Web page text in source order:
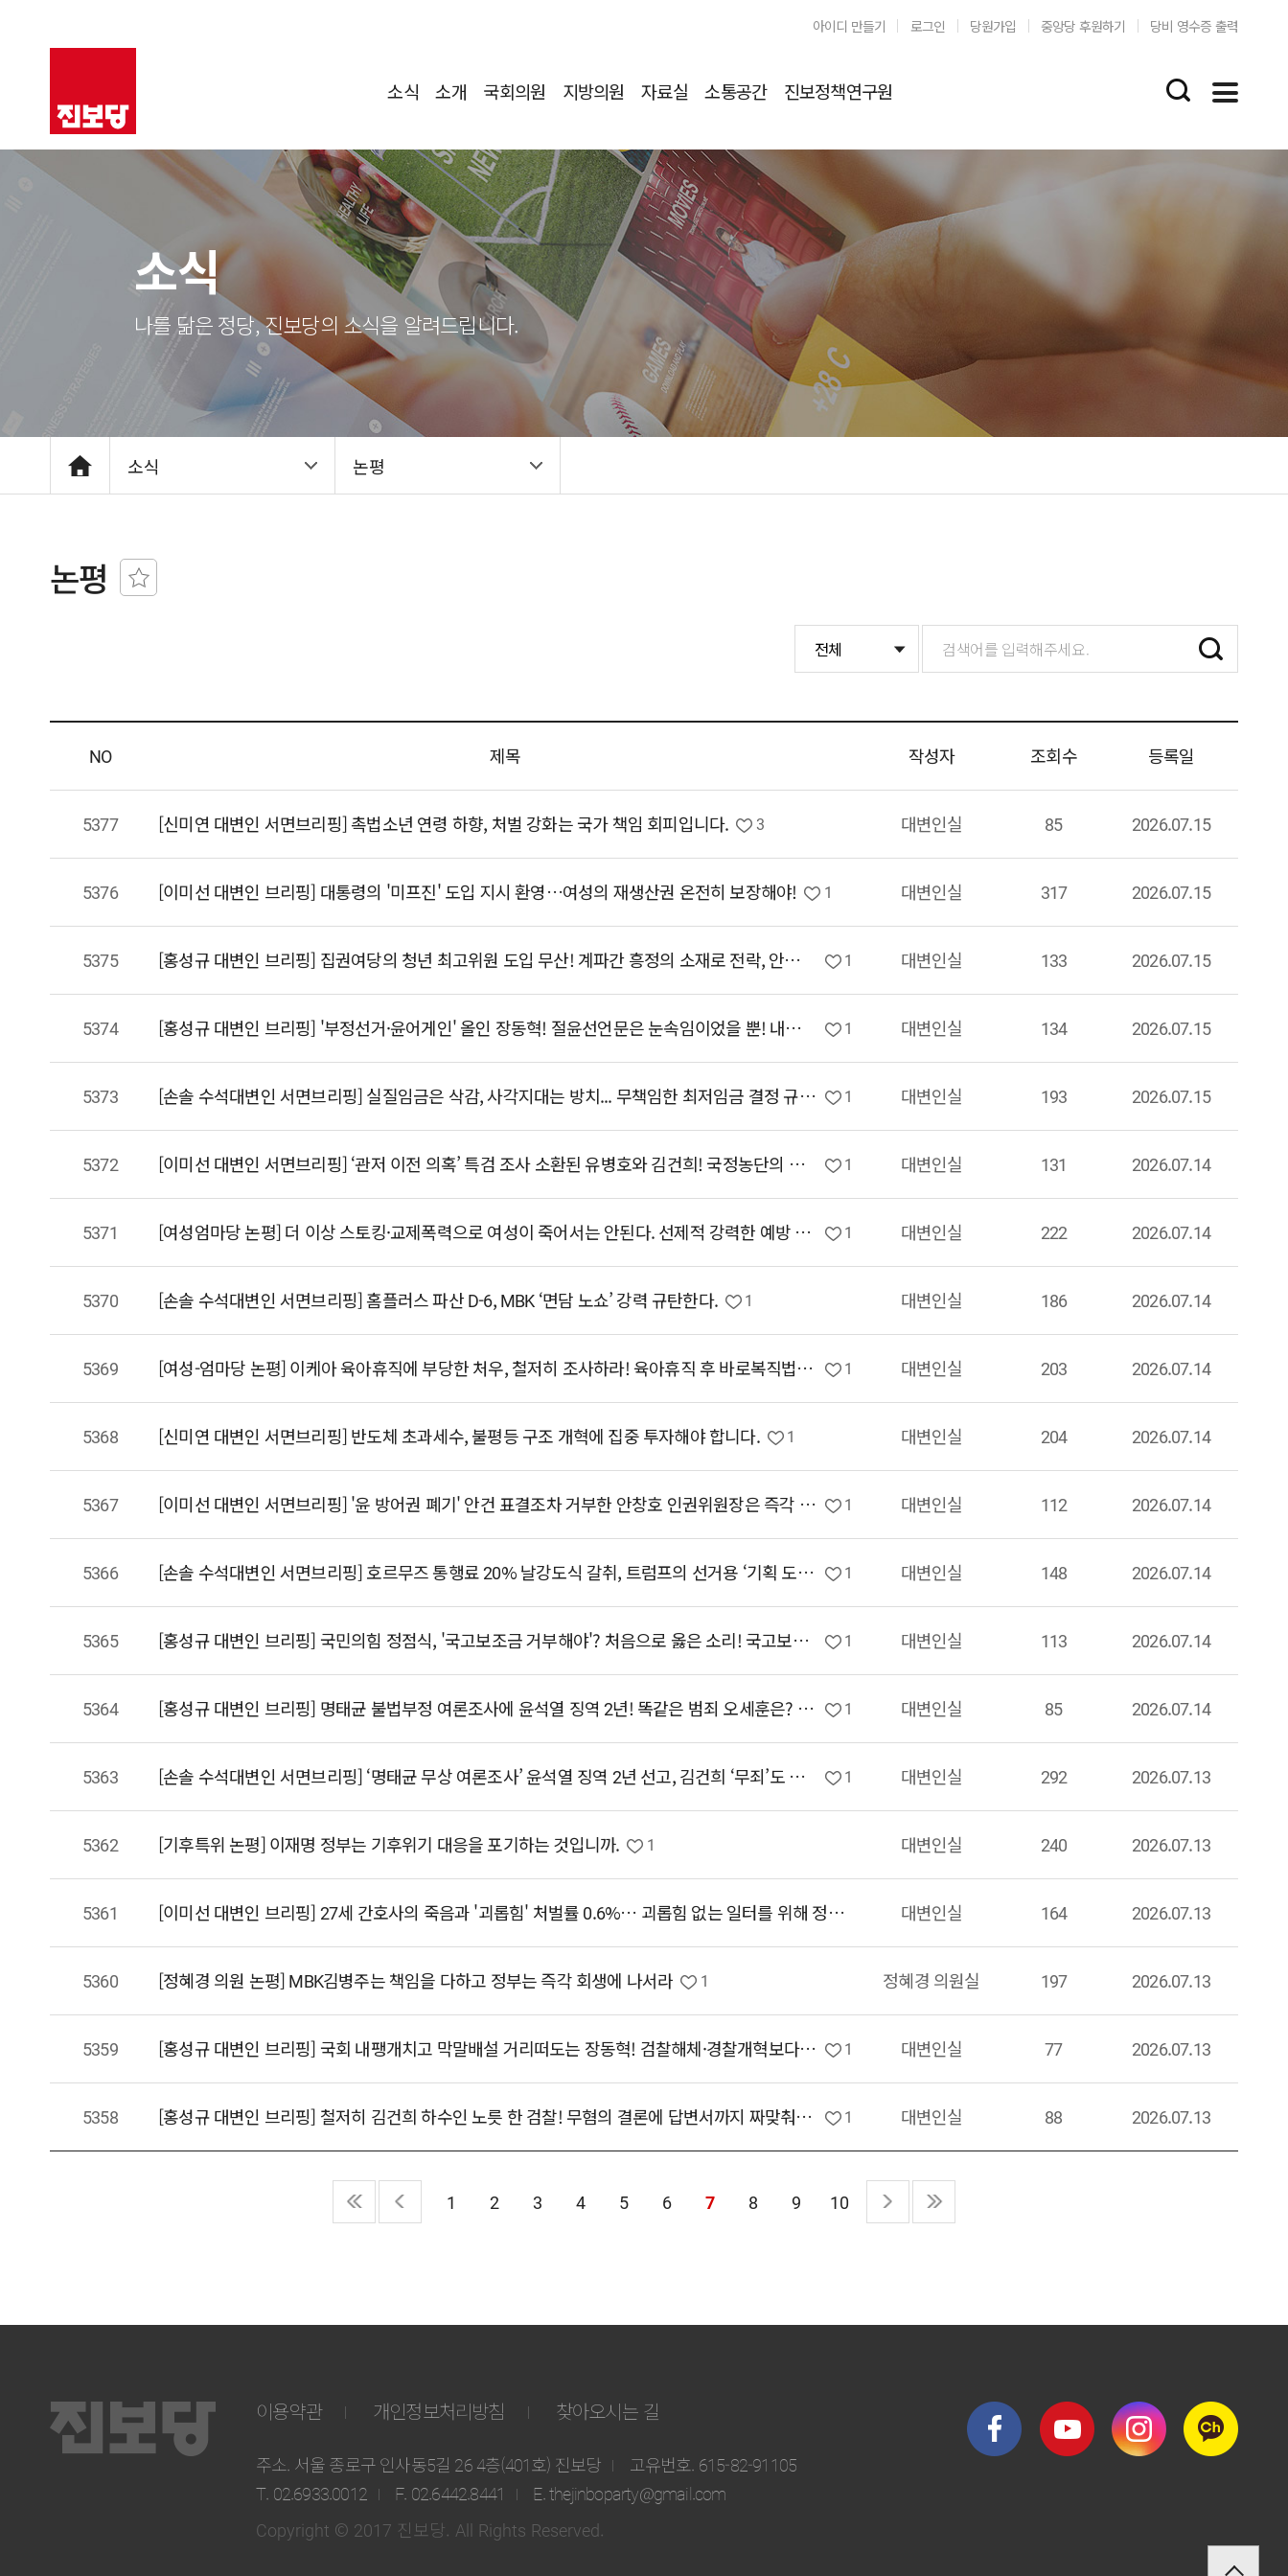
아이디 만들기 로그인 당원가입 중앙당 후원하기 당비 영수증 출력
소식 소개 국회의원 지방의원 자료실 소통공간 진보정책연구원
소식
나를 닮은 정당, 진보당의 소식을 알려드립니다.
소식 논평
논평
NO 제목 작성자 조회수 등록일
5377 [신미연 대변인 서면브리핑] 촉법소년 연령 하향, 처벌 강화는 국가 책임 회피입니다. 3 대변인실 85 2026.07.15
5376 ​[이미선 대변인 브리핑] 대통령의 '미프진' 도입 지시 환영…여성의 재생산권 온전히 보장해야! 1 대변인실 317 2026.07.15
5375 [홍성규 대변인 브리핑] 집권여당의 청년 최고위원 도입 무산! 계파간 흥정의 소재로 전락, 안타깝고 개탄스럽다! 1 대변인실 133 2026.07.15
5374 [홍성규 대변인 브리핑] '부정선거·윤어게인' 올인 장동혁! 절윤선언문은 눈속임이었을 뿐! 내란본당 국민의힘 즉각 해체! 1 대변인실 134 2026.07.15
5373 [손솔 수석대변인 서면브리핑] 실질임금은 삭감, 사각지대는 방치... 무책임한 최저임금 결정 규탄한다. 1 대변인실 193 2026.07.15
5372 [이미선 대변인 서면브리핑] ‘관저 이전 의혹’ 특검 조사 소환된 유병호와 김건희! 국정농단의 단죄 피할 수 없다 1 대변인실 131 2026.07.14
5371 [여성엄마당 논평] 더 이상 스토킹·교제폭력으로 여성이 죽어서는 안된다. 선제적 강력한 예방 대책을 마련하라! 1 대변인실 222 2026.07.14
5370 [손솔 수석대변인 서면브리핑] 홈플러스 파산 D-6, MBK ‘면담 노쇼’ 강력 규탄한다. 1 대변인실 186 2026.07.14
5369 [여성-엄마당 논평] 이케아 육아휴직에 부당한 처우, 철저히 조사하라! 육아휴직 후 바로복직법 시행하라! 1 대변인실 203 2026.07.14
5368 [신미연 대변인 서면브리핑] 반도체 초과세수, 불평등 구조 개혁에 집중 투자해야 합니다. 1 대변인실 204 2026.07.14
5367 [이미선 대변인 서면브리핑] '윤 방어권 폐기' 안건 표결조차 거부한 안창호 인권위원장은 즉각 사퇴하라! 1 대변인실 112 2026.07.14
5366 [손솔 수석대변인 서면브리핑] 호르무즈 통행료 20% 날강도식 갈취, 트럼프의 선거용 ‘기획 도발’ 강력 규탄한다. 1 대변인실 148 2026.07.14
5365 [홍성규 대변인 브리핑] 국민의힘 정점식, '국고보조금 거부해야'? 처음으로 옳은 소리! 국고보조금 개혁논의 시급하다! 1 대변인실 113 2026.07.14
5364 [홍성규 대변인 브리핑] 명태균 불법부정 여론조사에 윤석열 징역 2년! 똑같은 범죄 오세훈은? 긴밀한 결탁 의혹 이준석은? 1 대변인실 85 2026.07.14
5363 [손솔 수석대변인 서면브리핑] ‘명태균 무상 여론조사’ 윤석열 징역 2년 선고, 김건희 ‘무죄’도 바로 잡혀야. 1 대변인실 292 2026.07.13
5362 [기후특위 논평] 이재명 정부는 기후위기 대응을 포기하는 것입니까. 1 대변인실 240 2026.07.13
5361 [이미선 대변인 브리핑] 27세 간호사의 죽음과 '괴롭힘' 처벌률 0.6%… 괴롭힘 없는 일터를 위해 정부가 적극 나서라! 대변인실 164 2026.07.13
5360 [정혜경 의원 논평] MBK김병주는 책임을 다하고 정부는 즉각 회생에 나서라 1 정혜경 의원실 197 2026.07.13
5359 [홍성규 대변인 브리핑] 국회 내팽개치고 막말배설 거리떠도는 장동혁! 검찰해체·경찰개혁보다 더욱 시급한 건 내란본당 국민의힘 해체! 1 대변인실 77 2026.07.13
5358 [홍성규 대변인 브리핑] 철저히 김건희 하수인 노릇 한 검찰! 무혐의 결론에 답변서까지 짜맞춰! 단호히 심판하여 뿌리 뽑아내야! 1 대변인실 88 2026.07.13
1 2 3 4 5 6 7 8 9 10
이용약관 개인정보처리방침 찾아오시는 길
주소. 서울 종로구 인사동5길 26 4층(401호) 진보당
고유번호. 615-82-91105
T. 02.6933.0012
F. 02.6442.8441
E. thejinboparty@gmail.com
Copyright © 2017 진보당. All Rights Reserved.